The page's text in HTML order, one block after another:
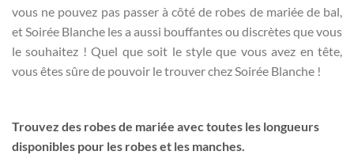
vous ne pouvez pas passer à côté de robes de mariée de bal,
et Soirée Blanche les a aussi bouffantes ou discrètes que vous
le souhaitez ! Quel que soit le style que vous avez en tête,
vous êtes sûre de pouvoir le trouver chez Soirée Blanche !
Trouvez des robes de mariée avec toutes les longueurs
disponibles pour les robes et les manches.